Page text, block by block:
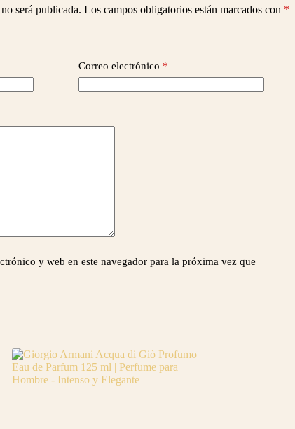
será publicada. Los campos obligatorios están marcados con *
Correo electrónico *
y web en este navegador para la próxima vez que